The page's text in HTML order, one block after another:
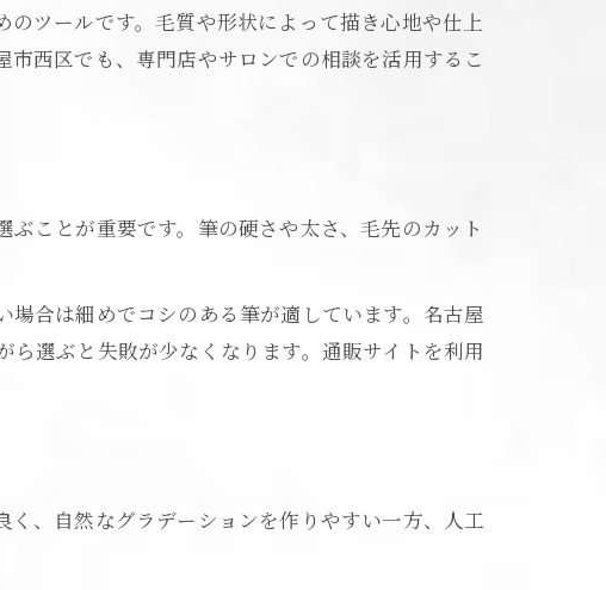
は
ツールです。毛質や形状によって描き心地や仕上
西区でも、専門店やサロンでの相談を活用するこ
ことが重要です。筆の硬さや太さ、毛先のカット
合は細めでコシのある筆が適しています。名古屋
選ぶと失敗が少なくなります。通販サイトを利用
、自然なグラデーションを作りやすい一方、人工